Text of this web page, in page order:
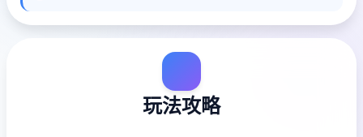
玩法攻略